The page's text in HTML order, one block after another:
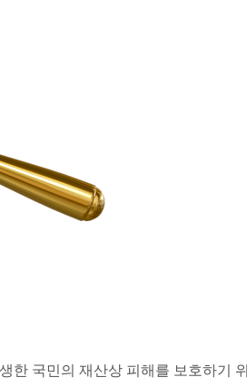
한 국민의 재산상 피해를 보호하기 위